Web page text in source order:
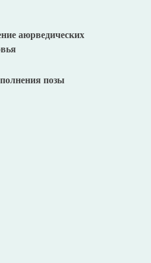
аюрведических
позы